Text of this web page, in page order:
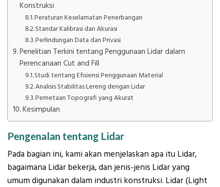
Konstruksi
Peraturan Keselamatan Penerbangan
Standar Kalibrasi dan Akurasi
Perlindungan Data dan Privasi
Penelitian Terkini tentang Penggunaan Lidar dalam
Perencanaan Cut and Fill
Studi tentang Efisiensi Penggunaan Material
Analisis Stabilitas Lereng dengan Lidar
Pemetaan Topografi yang Akurat
Kesimpulan
Pengenalan tentang Lidar
Pada bagian ini, kami akan menjelaskan apa itu Lidar,
bagaimana Lidar bekerja, dan jenis-jenis Lidar yang
umum digunakan dalam industri konstruksi. Lidar (Light